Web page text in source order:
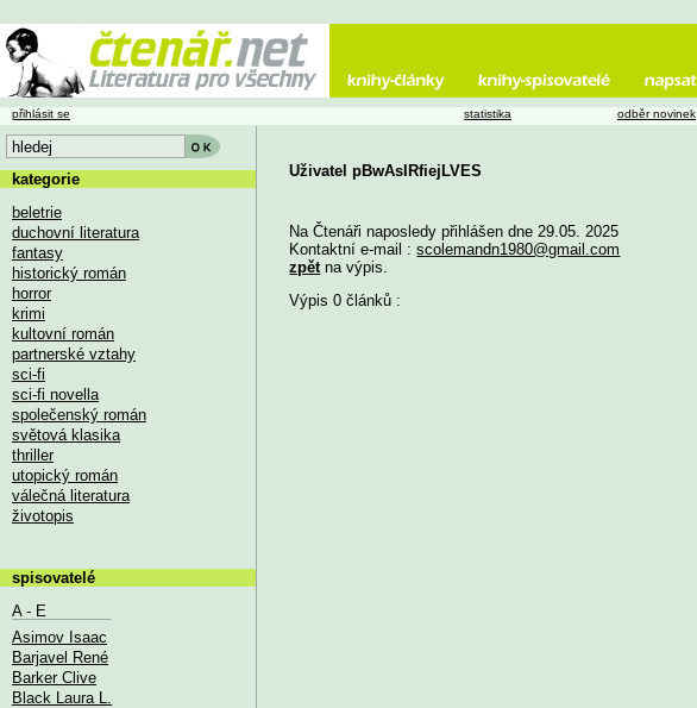
Uživatel pBwAsIRfiejLVES
Na Čtenáři naposledy přihlášen dne 29.05. 2025
Kontaktní e-mail :scolemandn1980@gmail.com
zpět na výpis.
Výpis 0 článků :
přihlásit se statistika odběr novinek
kategorie
beletrie
duchovní literatura
fantasy
historický román
horror
krimi
kultovní román
partnerské vztahy
sci-fi
sci-fi novella
společenský román
světová klasika
thriller
utopický román
válečná literatura
životopis
spisovatelé
A - E
Asimov Isaac
Barjavel René
Barker Clive
Black Laura L.